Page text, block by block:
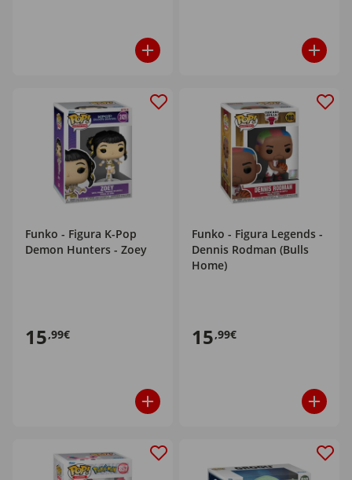
Funko - Figura K-Pop
Demon Hunters - Zoey
15,99€
Funko - Figura Legends -
Dennis Rodman (Bulls
Home)
15,99€